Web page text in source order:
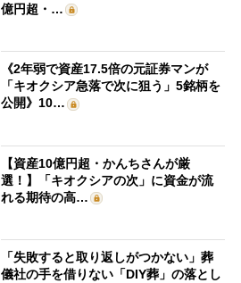
億円超・…
《2年弱で資産17.5倍の元証券マンが
「キオクシア急落で次に狙う」5銘柄を
公開》10…
【資産10億円超・かんちさんが厳
選！】「キオクシアの次」に資金が流
れる期待の高…
「失敗すると取り返しがつかない」葬
儀社の手を借りない「DIY葬」の落とし